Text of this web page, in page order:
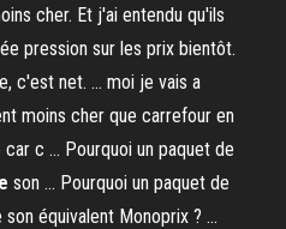
cher. Et j'ai entendu qu'ils
pression sur les prix bientôt.
c'est net. ... moi je vais a
moins cher que carrefour en
c ... Pourquoi un paquet de
son ... Pourquoi un paquet de
équivalent Monoprix ? ...